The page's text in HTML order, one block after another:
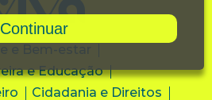
e Bem-estar
e Educação
Cidadania e Direitos
Continuar